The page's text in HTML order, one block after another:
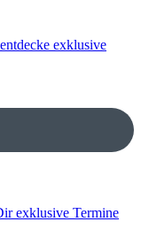
exklusive
exklusive Termine